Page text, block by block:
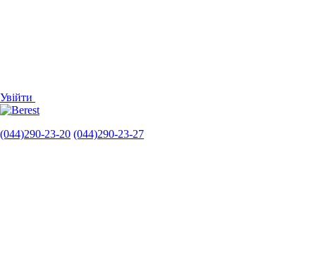
Увійти
(044)290-23-20 (044)290-23-27